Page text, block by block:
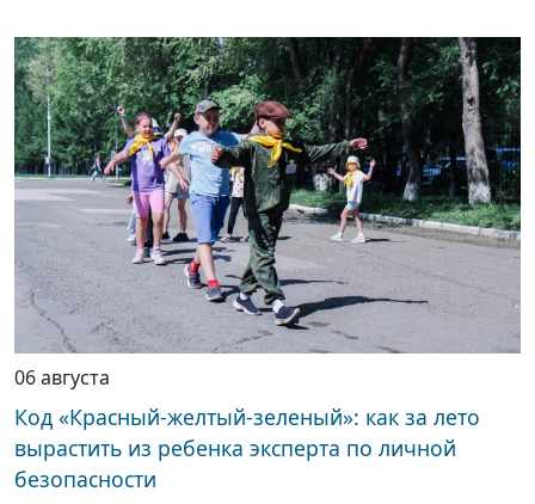
06 августа
Код «Красный-желтый-зеленый»: как за лето
вырастить из ребенка эксперта по личной
безопасности